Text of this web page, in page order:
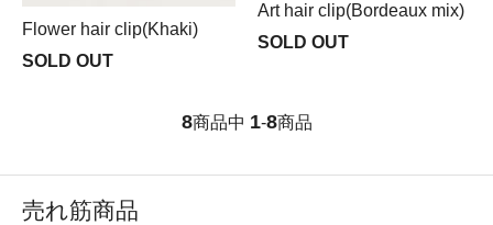
Flower hair clip(Khaki)
SOLD OUT
Art hair clip(Bordeaux mix)
SOLD OUT
8商品中 1-8商品
売れ筋商品